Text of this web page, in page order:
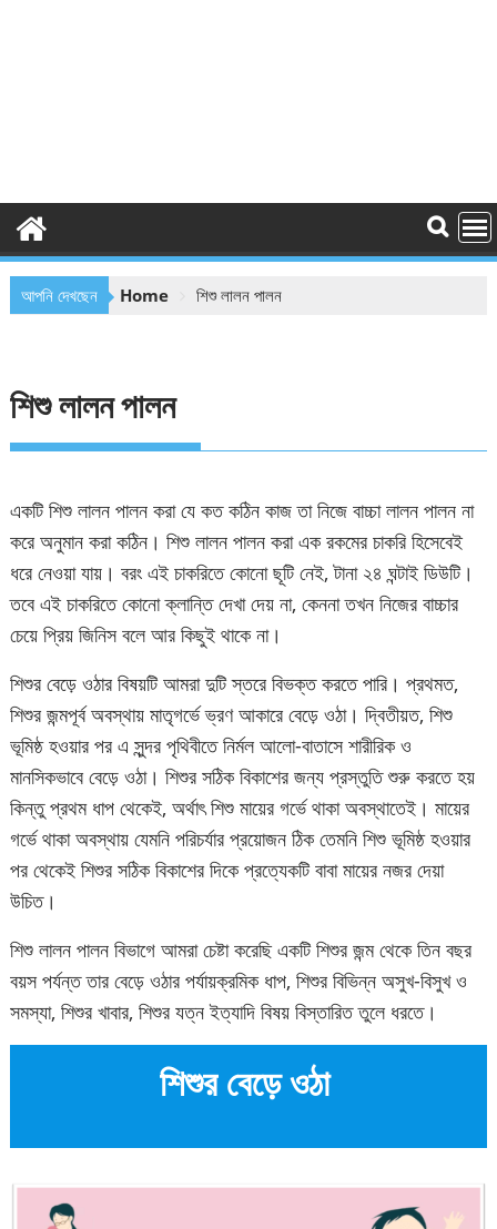
আপনি দেখছেন Home শিশু লালন পালন
শিশু লালন পালন
একটি শিশু লালন পালন করা যে কত কঠিন কাজ তা নিজে বাচ্চা লালন পালন না
করে অনুমান করা কঠিন। শিশু লালন পালন করা এক রকমের চাকরি হিসেবেই
ধরে নেওয়া যায়। বরং এই চাকরিতে কোনো ছূটি নেই, টানা ২৪ ঘন্টাই ডিউটি।
তবে এই চাকরিতে কোনো ক্লান্তি দেখা দেয় না, কেননা তখন নিজের বাচ্চার
চেয়ে প্রিয় জিনিস বলে আর কিছুই থাকে না।
শিশুর বেড়ে ওঠার বিষয়টি আমরা দুটি স্তরে বিভক্ত করতে পারি। প্রথমত,
শিশুর জন্মপূর্ব অবস্থায় মাতৃগর্ভে ভ্রণ আকারে বেড়ে ওঠা। দ্বিতীয়ত, শিশু
ভূমিষ্ঠ হওয়ার পর এ সুন্দর পৃথিবীতে নির্মল আলো-বাতাসে শারীরিক ও
মানসিকভাবে বেড়ে ওঠা। শিশুর সঠিক বিকাশের জন্য প্রস্তুতি শুরু করতে হয়
কিন্তু প্রথম ধাপ থেকেই, অর্থাৎ শিশু মায়ের গর্ভে থাকা অবস্থাতেই। মায়ের
গর্ভে থাকা অবস্থায় যেমনি পরিচর্যার প্রয়োজন ঠিক তেমনি শিশু ভূমিষ্ঠ হওয়ার
পর থেকেই শিশুর সঠিক বিকাশের দিকে প্রত্যেকটি বাবা মায়ের নজর দেয়া
উচিত।
শিশু লালন পালন বিভাগে আমরা চেষ্টা করেছি একটি শিশুর জন্ম থেকে তিন বছর
বয়স পর্যন্ত তার বেড়ে ওঠার পর্যায়ক্রমিক ধাপ, শিশুর বিভিন্ন অসুখ-বিসুখ ও
সমস্যা, শিশুর খাবার, শিশুর যত্ন ইত্যাদি বিষয় বিস্তারিত তুলে ধরতে।
শিশুর বেড়ে ওঠা